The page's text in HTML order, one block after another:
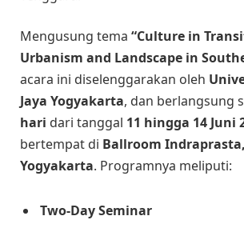
Mengusung tema “Culture in
Urbanism and Landscape in
acara ini diselenggarakan oleh
Jaya Yogyakarta, dan berlangsung
hari dari tanggal 11 hingga 14 Juni
bertempat di Ballroom
Yogyakarta. Programnya meliputi:
Two-Day Seminar